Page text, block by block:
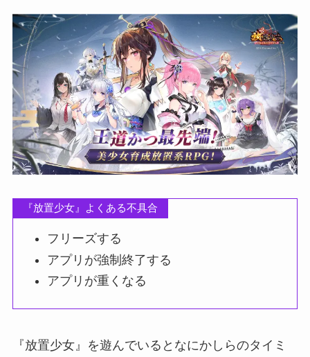
『放置少女』よくある不具合
フリーズする
アプリが強制終了する
アプリが重くなる
『放置少女』を遊んでいるとなにかしらのタイミ